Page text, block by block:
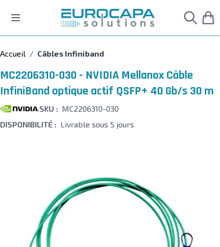
Accueil / Câbles Infiniband
MC2206310-030 - NVIDIA Mellanox Câble
InfiniBand optique actif QSFP+ 40 Gb/s 30 m
SKU : MC2206310-030
DISPONIBILITÉ : Livrable sous 5 jours